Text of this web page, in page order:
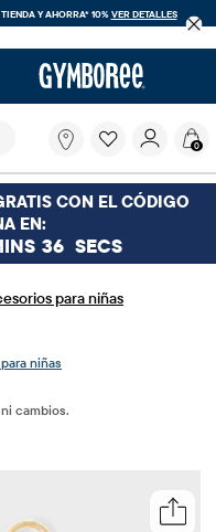
Y AHORRA* 10%VER DETALLES
filtra las
buscando?
0
CON EL CÓDIGO
EN:
35 SECS
para niñas
niñas
cambios.